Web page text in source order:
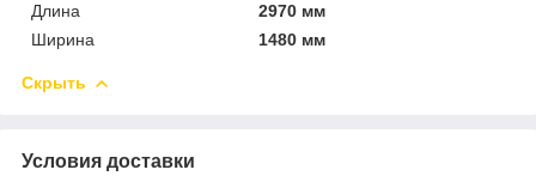
Длина
2970 мм
Ширина
1480 мм
Скрыть
Условия доставки